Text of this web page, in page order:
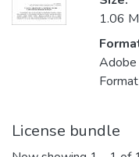
1.06
Format
License bundle